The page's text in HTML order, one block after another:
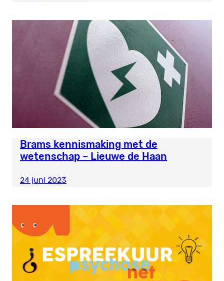
Brams kennismaking met de
wetenschap – Lieuwe de Haan
24 juni 2023